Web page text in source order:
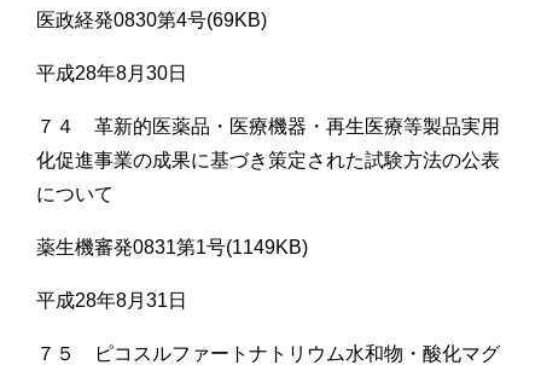
医政経発0830第4号(69KB)
平成28年8月30日
７４ 革新的医薬品・医療機器・再生医療等製品実用
化促進事業の成果に基づき策定された試験方法の公表
について
薬生機審発0831第1号(1149KB)
平成28年8月31日
７５ ピコスルファートナトリウム水和物・酸化マグ